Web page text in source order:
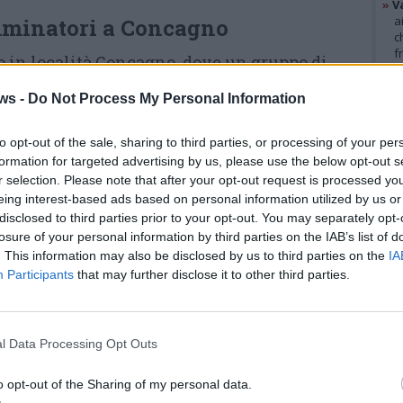
- Do Not Process My Personal Information
opt-out of the sale, sharing to third parties, or processing of your
for targeted advertising by us, please use the below opt-out
selection. Please note that after your opt-out request is processed
interest-based ads based on personal information utilized by us
to third parties prior to your opt-out. You may separately
of your personal information by third parties on the IAB’s list of
This information may also be disclosed by us to third parties on the
Participants that may further disclose it to other third parties.
Data Processing Opt Outs
opt-out of the Sharing of my personal data.
a Concagno
in località Concagno, dove un gruppo di
mossa” di Malnate
ha notato il
un’escursione. I presenti hanno subito
leGuardie Ecologiche Volontarie
sono messe immediatamente in contatto con
la macchina dei soccorsi in tempi
del Fuoco e della Protezione
in pochissimi minuti, hanno preso in
il rogo e mettendo in sicurezza l’intera
Una volta spento il fronte principale delle
»